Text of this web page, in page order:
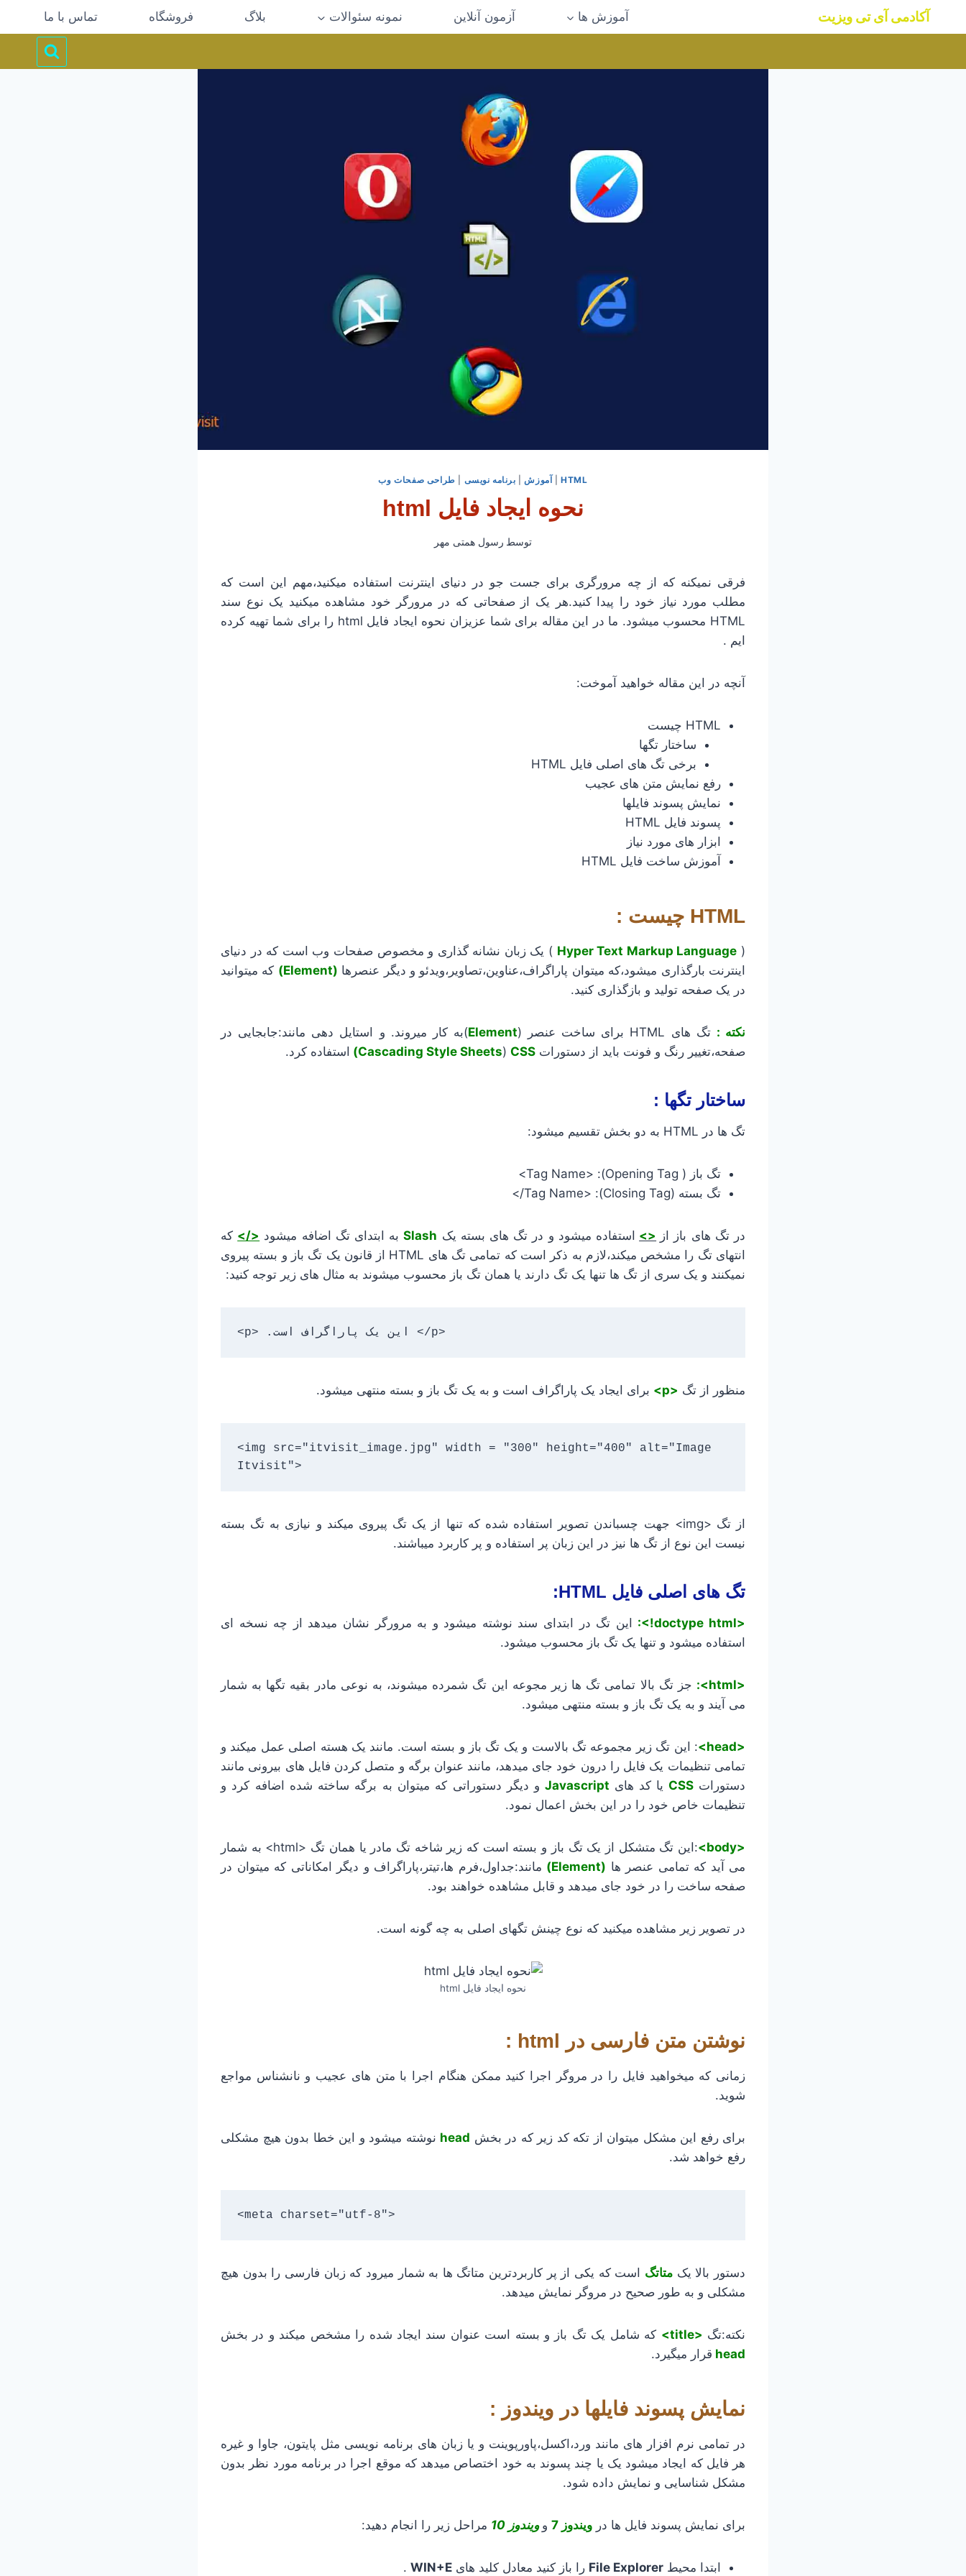
بازگشتآکادمی آی تی ویزیت آموزش ها آزمون آنلاین نمونه سئوالات بلاگ فروشگاه تماس با ما
HTML
|آموزش برنامه نویسی طراحی صفحات وب
نحوه ایجاد فایل html
توسط رسول همتی مهر
فرقی نمیکنه که از چه مرورگری برای جست جو در دنیای اینترنت استفاده میکنید،مهم این است که
مطلب مورد نیاز خود را پیدا کنید.هر یک از صفحاتی که در مرورگر خود مشاهده میکنید یک نوع سند
HTML محسوب میشود. ما در این مقاله برای شما عزیزان نحوه ایجاد فایل html را برای شما تهیه کرده
ایم .
آنچه در این مقاله خواهید آموخت:
HTML چیست
ساختار تگها
برخی تگ های اصلی فایل HTML
رفع نمایش متن های عجیب
نمایش پسوند فایلها
پسوند فایل HTML
ابزار های مورد نیاز
آموزش ساخت فایل HTML
HTML چیست :
(
Hyper Text Markup Language ) یک زبان نشانه گذاری و مخصوص صفحات وب است که در دنیای
اینترنت بارگذاری میشود،که میتوان پاراگراف،عناوین،تصاویر،ویدئو و دیگر عنصرها (Element)
که میتوانید
در یک صفحه تولید و بازگذاری کنید.
نکته : تگ های HTML برای ساخت عنصر ( Element)به کار میروند. و استایل دهی مانند:جابجایی در
صفحه،تغییر رنگ و فونت باید از دستورات
Cascading Style Sheets) CSS) استفاده کرد.
ساختار تگها :
تگ ها در HTML به دو بخش تقسیم میشود:
تگ باز ( Opening Tag): <Tag Name>
تگ بسته (Closing Tag): <Tag Name/>
در تگ های باز از <> استفاده میشود و در تگ های بسته یک Slashبه ابتدای تگ اضافه میشود </> که
انتهای تگ را مشخص میکند،لازم به ذکر است که تمامی تگ های HTML از قانون یک تگ باز و بسته پیروی
نمیکنند و یک سری از تگ ها تنها یک تگ دارند یا همان تگ باز محسوب میشوند به مثال های زیر توجه کنید:
<p> .این یک پاراگراف است </p>
منظور از تگ <p> برای ایجاد یک پاراگراف است و به یک تگ باز و بسته منتهی میشود.
<img src="itvisit_image.jpg" width = "300" height="400" alt="Image
Itvisit">
از تگ <img> جهت چسباندن تصویر استفاده شده که تنها از یک تگ پیروی میکند و نیازی به تگ بسته
نیست این نوع از تگ ها نیز در این زبان پر استفاده و پر کاربرد میباشند.
تگ های اصلی فایل HTML:
<doctype html!>:
این تگ در ابتدای سند نوشته میشود و به مرورگر نشان میدهد از چه نسخه ای
استفاده میشود و تنها یک تگ باز محسوب میشود.
<html>:
جز تگ بالا تمامی تگ ها زیر مجوعه این تگ شمرده میشوند، به نوعی مادر بقیه تگها به شمار
می آیند و به یک تگ باز و بسته منتهی میشود.
<head>
: این تگ زیر مجموعه تگ بالاست و یک تگ باز و بسته است. مانند یک هسته اصلی عمل میکند و
تمامی تنظیمات یک فایل را درون خود جای میدهد، مانند عنوان برگه و متصل کردن فایل های بیرونی مانند
دستوراتCSS یا کد های Javascript و دیگر دستوراتی که میتوان به برگه ساخته شده اضافه کرد و
تنظیمات خاص خود را در این بخش اعمال نمود.
<body>
:این تگ متشکل از یک تگ باز و بسته است که زیر شاخه تگ مادر یا همان تگ <html> به شمار
می آید که تمامی عنصر ها (Element)
مانند:جداول،فرم ها،تیتر،پاراگراف و دیگر امکاناتی که میتوان در
صفحه ساخت را در خود جای میدهد و قابل مشاهده خواهند بود.
در تصویر زیر مشاهده میکنید که نوع چینش تگهای اصلی به چه گونه است.
نحوه ایجاد فایل html
نوشتن متن فارسی در html :
زمانی که میخواهید فایل را در مروگر اجرا کنید ممکن هنگام اجرا با متن های عجیب و نانشناس مواجع
شوید.
برای رفع این مشکل میتوان از تکه کد زیر که در بخش head نوشته میشود و این خطا بدون هیچ مشکلی
رفع خواهد شد.
<meta charset="utf-8">
دستور بالا یک متاتگ است که یکی از پر کاربردترین متاتگ ها به شمار میرود که زبان فارسی را بدون هیچ
مشکلی و به طور صحیح در مروگر نمایش میدهد.
نکته:تگ <title>
که شامل یک تگ باز و بسته است عنوان سند ایجاد شده را مشخص میکند و در بخش
head قرار میگیرد.
نمایش پسوند فایلها در ویندوز :
در تمامی نرم افزار های مانند ورد،اکسل،پاورپوینت و یا زبان های برنامه نویسی مثل پایتون، جاوا و غیره
هر فایل که ایجاد میشود یک یا چند پسوند به خود اختصاص میدهد که موقع اجرا در برنامه مورد نظر بدون
مشکل شناسایی و نمایش داده شود.
برای نمایش پسوند فایل ها در ویندوز 7 و ویندوز 10 مراحل زیر را انجام دهید:
ابتدا محیط File Explorer را باز کنید معادل کلید های WIN+E
.